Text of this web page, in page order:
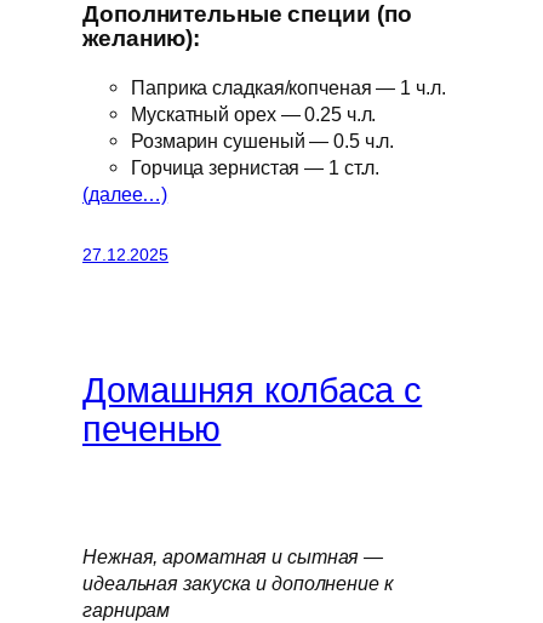
Дополнительные специи (по
желанию):
Паприка сладкая/копченая — 1 ч.л.
Мускатный орех — 0.25 ч.л.
Розмарин сушеный — 0.5 ч.л.
Горчица зернистая — 1 ст.л.
(далее…)
27.12.2025
Домашняя колбаса с
печенью
Нежная, ароматная и сытная —
идеальная закуска и дополнение к
гарнирам